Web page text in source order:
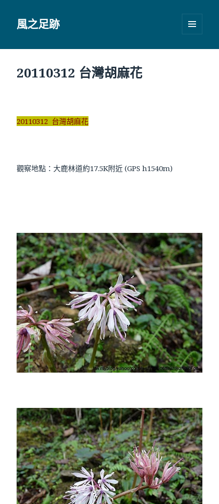
風之足跡
小工具
20110312 台灣胡麻花
20110312 台灣胡麻花
觀察地點：大鹿林道約17.5K附近 (GPS h1540m)